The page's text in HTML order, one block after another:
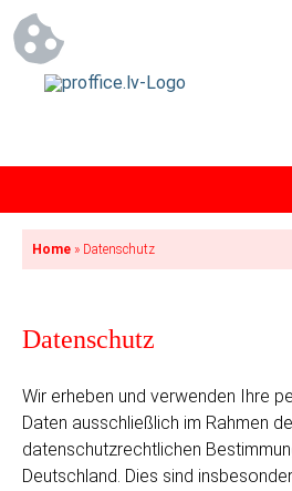
Home » Datenschutz
Datenschutz
Wir erheben und verwenden Ihre
Daten ausschließlich im Rahmen
datenschutzrechtlichen
Deutschland. Dies sind